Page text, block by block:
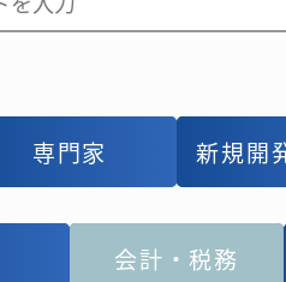
専門家
専門家 新規開
新規開
会計・税務
会計・税務